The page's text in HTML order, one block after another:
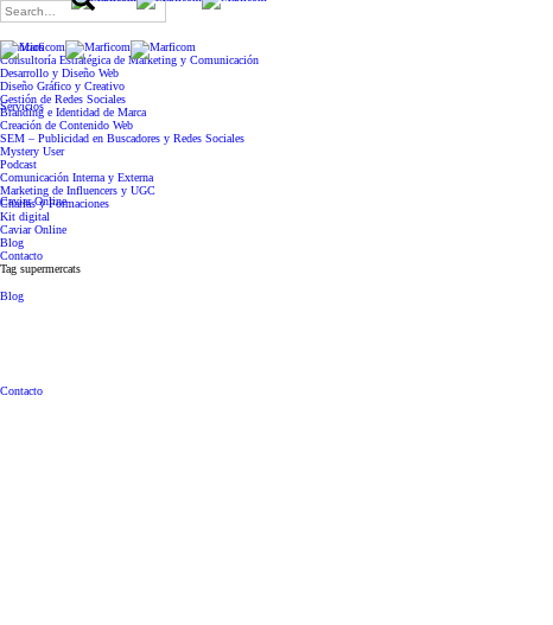
Search
for:
Servicios
Caviar Online
Blog
Contacto
Servicios
Consultoría Estratégica de Marketing y Comunicación
Desarrollo y Diseño Web
Diseño Gráfico y Creativo
Gestión de Redes Sociales
Branding e Identidad de Marca
Creación de Contenido Web
SEM – Publicidad en Buscadores y Redes Sociales
Mystery User
Podcast
Comunicación Interna y Externa
Marketing de Influencers y UGC
Charlas y Formaciones
Kit digital
Caviar Online
Blog
Contacto
Tag supermercats